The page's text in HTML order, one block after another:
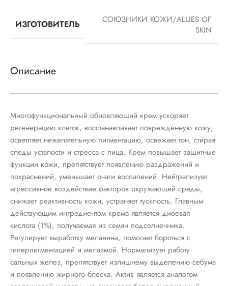
ИЗГОТОВИТЕЛЬ
СОЮЗНИКИ КОЖИ/ALLIES OF
SKIN
Описание
Многофункциональный обновляющий крем ускоряет
регенерацию клеток, восстанавливает поврежденную кожу,
осветляет нежелательную пигментацию, освежает тон, стирая
следы усталости и стресса с лица. Крем повышает защитные
функции кожи, препятствует появлению раздражений и
покраснений, уменьшает очаги воспалений. Нейтрализует
агрессивное воздействие факторов окружающей среды,
снижает реактивность кожи, устраняет тусклость. Главным
действующим ингредиентом крема является диоевая
кислота (1%), получаемая из семян подсолнечника.
Регулирует выработку меланина, помогает бороться с
гиперпигментацией и мелазмой. Нормализует работу
сальных желез, препятствует излишнему выделению себума
и появлению жирного блеска. Актив является аналогом